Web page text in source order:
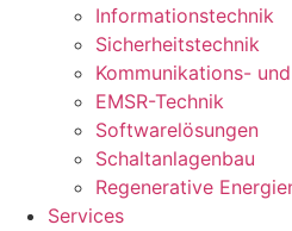
Informationstechnik
Sicherheitstechnik
Kommunikations-
EMSR-Technik
Softwarelösungen
Schaltanlagenbau
Regenerative
Services